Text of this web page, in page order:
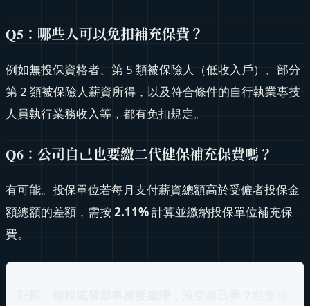
Q5：哪些人可以免扣補充保費？
例如無投保資格者、第 5 類被保險人（低收入戶）、部分
第 2 類被保險人薪資所得，以及符合條件的自行執業專技
人員執行業務收入等，都有免扣規定。
Q6：公司自己也要繳二代健保補充保費嗎？
有可能。投保單位若每月支付薪資總額高於受僱者投保金
額總額的差額，需按2.11%計算並繳納投保單位補充保
費。